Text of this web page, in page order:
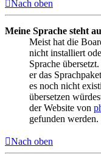
Nach oben
Meine Sprache steht
Meist hat die
nicht installiert
Sprache
er das
es noch nicht
übersetzen
der Website von
gefunden werden.
Nach oben